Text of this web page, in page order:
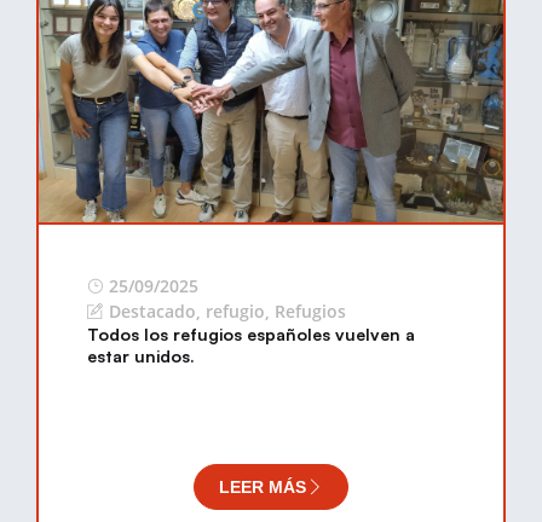
25/09/2025
Destacado, refugio, Refugios
Todos los refugios españoles vuelven a
estar unidos.
LEER MÁS